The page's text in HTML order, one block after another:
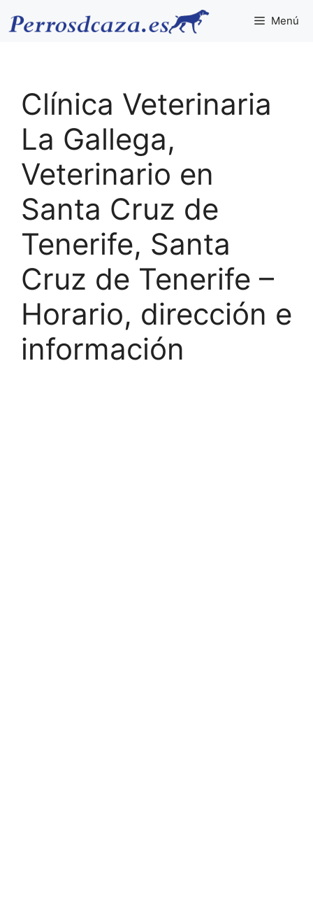
Menú
Clínica Veterinaria
La Gallega,
Veterinario en
Santa Cruz de
Tenerife, Santa
Cruz de Tenerife –
Horario, dirección e
información